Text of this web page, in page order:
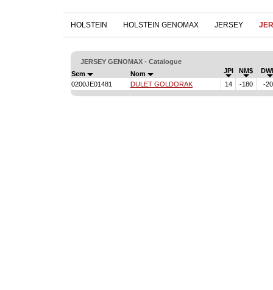
HOLSTEIN HOLSTEIN GENOMAX JERSEY
JERSEY GENOMAX - Catalogue
Sem
Nom JPI NM$
0200JE01481
DULET GOLDORAK 14 -180 -